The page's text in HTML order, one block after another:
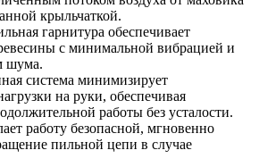
крыльчаткой.
гарнитура обеспечивает
с минимальной вибрацией и
шума.
система минимизирует
на руки, обеспечивая
работы без усталости.
работу безопасной, мгновенно
пильной цепи в случае